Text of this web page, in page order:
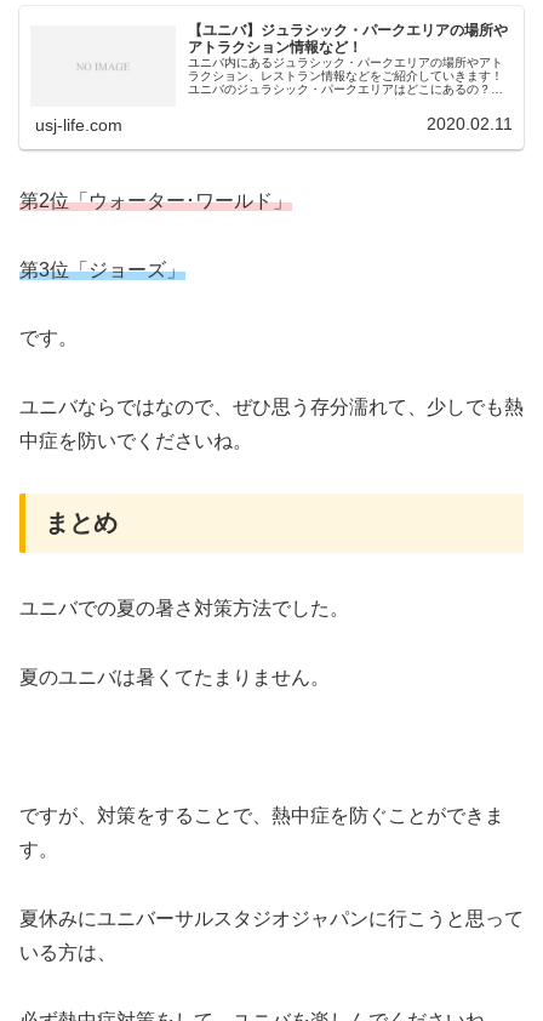
【ユニバ】ジュラシック・パークエリアの場所や
アトラクション情報など！
ユニバ内にあるジュラシック・パークエリアの場所やアト
ラクション、レストラン情報などをご紹介していきます！
ユニバのジュラシック・パークエリアはどこにあるの？ジ
usj-life.com 2020.02.11
第2位「ウォーター･ワールド」
第3位「ジョーズ」
です。
ユニバならではなので、ぜひ思う存分濡れて、少しでも熱
中症を防いでくださいね。
まとめ
ユニバでの夏の暑さ対策方法でした。
夏のユニバは暑くてたまりません。
ですが、対策をすることで、熱中症を防ぐことができま
す。
夏休みにユニバーサルスタジオジャパンに行こうと思って
いる方は、